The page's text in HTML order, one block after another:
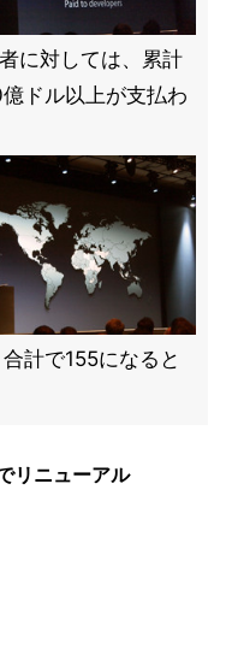
に対しては、累計
ドル以上が支払わ
計で155になると
リニューアル